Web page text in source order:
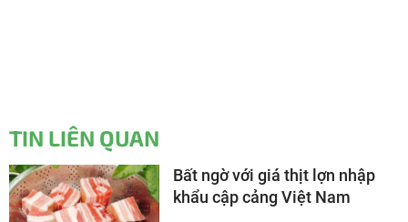
TIN LIÊN QUAN
Bất ngờ với giá thịt lợn nhập
khẩu cập cảng Việt Nam